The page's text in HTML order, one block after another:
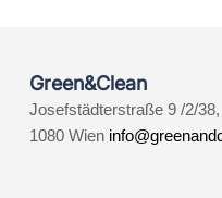
Green&Clean
Josefstädterstraße 9 /2/38,
1080 Wien